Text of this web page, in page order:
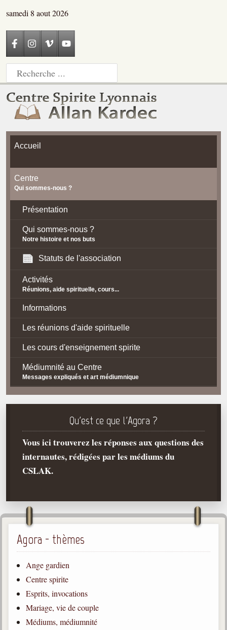
samedi 8 aout 2026
Accueil
Centre
Qui sommes-nous ?
Présentation
Qui sommes-nous ?
Notre histoire et nos buts
Statuts de l'association
Activités
Réunions, aide spirituelle, cours...
Informations
Les réunions d'aide spirituelle
Les cours d'enseignement spirite
Médiumnité au Centre
Messages expliqués et art médiumnique
Contact / Accès
Plan d'accès
Spiritisme
Qu'est-ce que c'est ?
Philosophie
La doctrine d'Allan Kardec
But des manifestations spirites
Esprits
Médiums
Les hommes
Qu'est ce que l'Agora ?
Vous ici trouverez les réponses aux questions des
internautes, rédigées par les médiums du
CSLAK.
Agora - thèmes
Ange gardien
Centre spirite
Esprits, invocations
Mariage, vie de couple
Médiums, médiumnité